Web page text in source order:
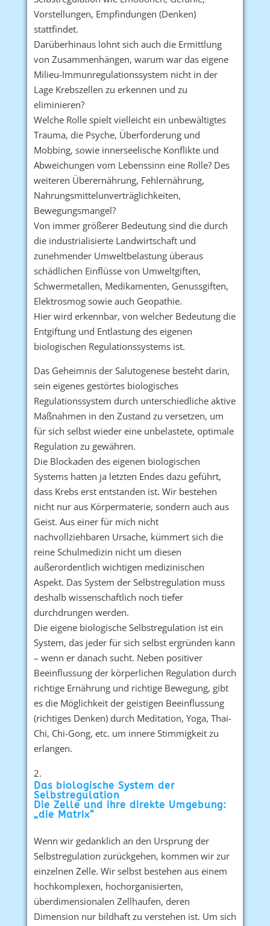
Vorstellungen, Empfindungen (Denken)
stattfindet.
Darüberhinaus lohnt sich auch die Ermittlung
von Zusammenhängen, warum war das eigene
Milieu-Immunregulationssystem nicht in der
Lage Krebszellen zu erkennen und zu
eliminieren?
Welche Rolle spielt vielleicht ein unbewältigtes
Trauma, die Psyche, Überforderung und
Mobbing, sowie innerseelische Konflikte und
Abweichungen vom Lebenssinn eine Rolle? Des
weiteren Überernährung, Fehlernährung,
Nahrungsmittelunverträglichkeiten,
Bewegungsmangel?
Von immer größerer Bedeutung sind die durch
die industrialisierte Landwirtschaft und
zunehmender Umweltbelastung überaus
schädlichen Einflüsse von Umweltgiften,
Schwermetallen, Medikamenten, Genussgiften,
Elektrosmog sowie auch Geopathie.
Hier wird erkennbar, von welcher Bedeutung die
Entgiftung und Entlastung des eigenen
biologischen Regulationssystems ist.
Das Geheimnis der Salutogenese besteht darin,
sein eigenes gestörtes biologisches
Regulationssystem durch unterschiedliche aktive
Maßnahmen in den Zustand zu versetzen, um
für sich selbst wieder eine unbelastete, optimale
Regulation zu gewähren.
Die Blockaden des eigenen biologischen
Systems hatten ja letzten Endes dazu geführt,
dass Krebs erst entstanden ist. Wir bestehen
nicht nur aus Körpermaterie, sondern auch aus
Geist. Aus einer für mich nicht
nachvollziehbaren Ursache, kümmert sich die
reine Schulmedizin nicht um diesen
außerordentlich wichtigen medizinischen
Aspekt. Das System der Selbstregulation muss
deshalb wissenschaftlich noch tiefer
durchdrungen werden.
Die eigene biologische Selbstregulation ist ein
System, das jeder für sich selbst ergründen kann
– wenn er danach sucht. Neben positiver
Beeinflussung der körperlichen Regulation durch
richtige Ernährung und richtige Bewegung, gibt
es die Möglichkeit der geistigen Beeinflussung
(richtiges Denken) durch Meditation, Yoga, Thai-
Chi, Chi-Gong, etc. um innere Stimmigkeit zu
erlangen.
Das biologische System der
Selbstregulation
Die Zelle und ihre direkte Umgebung:
„die Matrix“
Wenn wir gedanklich an den Ursprung der
Selbstregulation zurückgehen, kommen wir zur
einzelnen Zelle. Wir selbst bestehen aus einem
hochkomplexen, hochorganisierten,
überdimensionalen Zellhaufen, deren
Dimension nur bildhaft zu verstehen ist. Um sich